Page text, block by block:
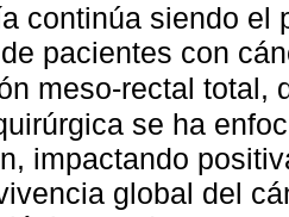
continúa siendo el
pacientes con
meso-rectal total,
se ha
impactando
global del